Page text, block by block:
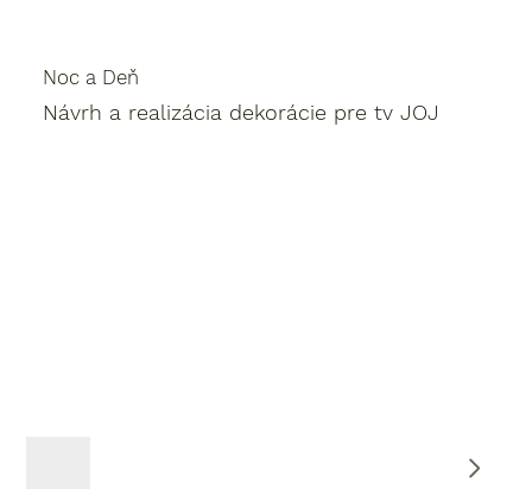
Noc a Deň
Návrh a realizácia dekorácie pre tv JOJ